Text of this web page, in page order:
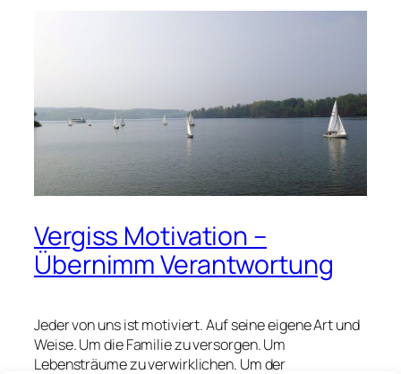
Vergiss Motivation –
Übernimm Verantwortung
Jeder von uns ist motiviert. Auf seine eigene Art und
Weise. Um die Familie zu versorgen. Um
Lebensträume zu verwirklichen. Um der